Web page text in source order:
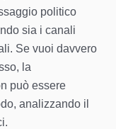
politico
sia i canali
Se vuoi davvero
la
può essere
analizzando il